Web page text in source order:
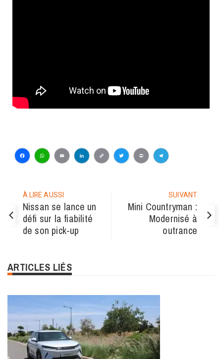
Facebook
WhatsApp
EmailLinkedIn
CopyTwitter
PrintTelegram
À LIRE AUSSI
Nissan se lance un
défi sur la fiabilité
de son pick-up
SUIVANT
Mini Countryman :
Modernisé à
outrance
ARTICLES LIÉS